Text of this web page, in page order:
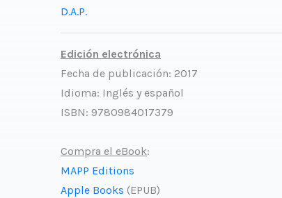
D.A.P.
Edición electrónica
Fecha de publicación: 2017
Idioma: Inglés y español
ISBN: 9780984017379
Compra el eBook:
MAPP Editions
Apple Books (EPUB)